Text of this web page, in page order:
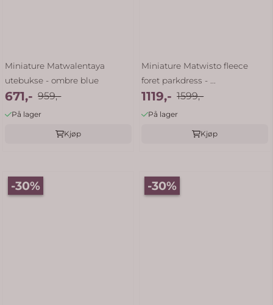
Miniature Matwalentaya
utebukse - ombre blue
671,- 959,-
På lager
Kjøp
Miniature Matwisto fleece
foret parkdress - ...
1119,- 1599,-
På lager
Kjøp
-30% -30%